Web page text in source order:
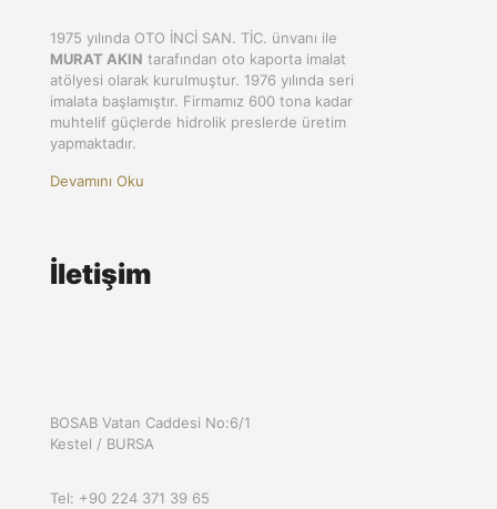
1975 yılında OTO İNCİ SAN. TİC. ünvanı ile
MURAT AKIN tarafından oto kaporta imalat
atölyesi olarak kurulmuştur. 1976 yılında seri
imalata başlamıştır. Firmamız 600 tona kadar
muhtelif güçlerde hidrolik preslerde üretim
yapmaktadır.
Devamını Oku
İletişim
BOSAB Vatan Caddesi No:6/1
Kestel / BURSA
Tel: +90 224 371 39 65